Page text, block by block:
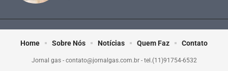
Jornal gas - contato@jornalgas.com.br- tel.(11)91754-6532
Home Sobre Nós Notícias Quem Faz Contato